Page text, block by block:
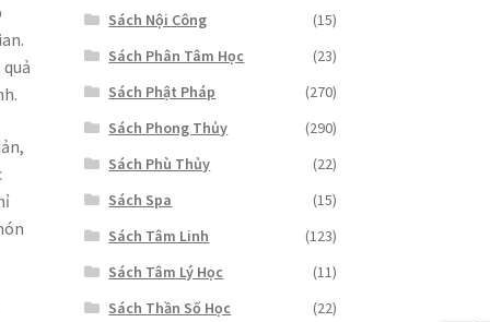
Sách Nội Công
(15)
Sách Phân Tâm Học
(23)
Sách Phật Pháp
(270)
Sách Phong Thủy
(290)
Sách Phù Thủy
(22)
Sách Spa
(15)
Sách Tâm Linh
(123)
Sách Tâm Lý Học
(11)
Sách Thần Số Học
(22)